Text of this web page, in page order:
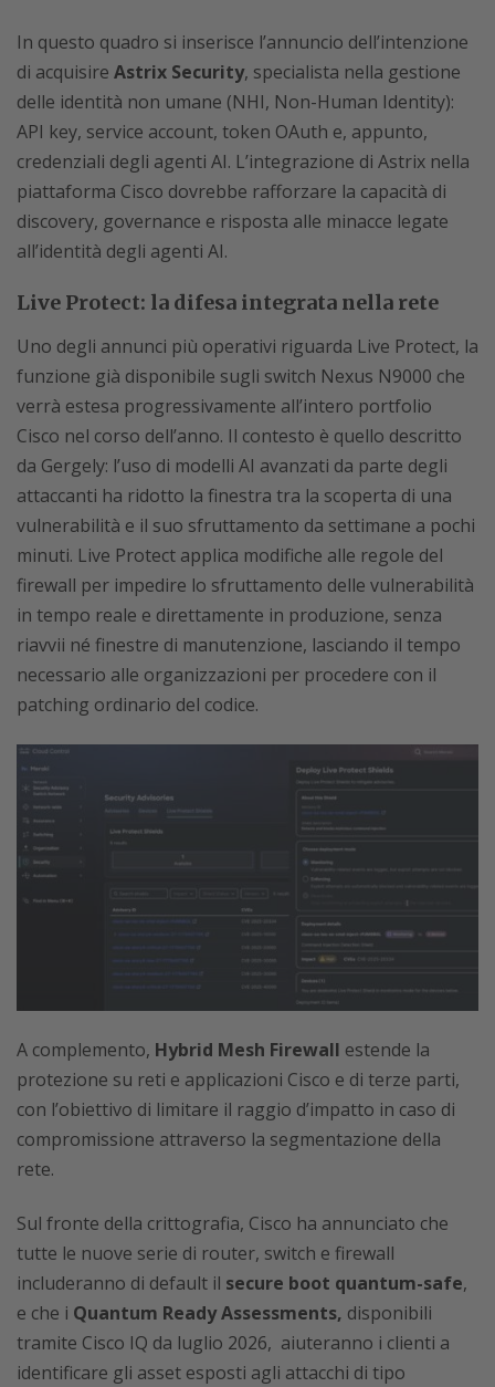
In questo quadro si inserisce l’annuncio dell’intenzione
di acquisire Astrix Security, specialista nella gestione
delle identità non umane (NHI, Non-Human Identity):
API key, service account, token OAuth e, appunto,
credenziali degli agenti AI. L’integrazione di Astrix nella
piattaforma Cisco dovrebbe rafforzare la capacità di
discovery, governance e risposta alle minacce legate
all’identità degli agenti AI.
Live Protect: la difesa integrata nella rete
Uno degli annunci più operativi riguarda Live Protect, la
funzione già disponibile sugli switch Nexus N9000 che
verrà estesa progressivamente all’intero portfolio
Cisco nel corso dell’anno. Il contesto è quello descritto
da Gergely: l’uso di modelli AI avanzati da parte degli
attaccanti ha ridotto la finestra tra la scoperta di una
vulnerabilità e il suo sfruttamento da settimane a pochi
minuti. Live Protect applica modifiche alle regole del
firewall per impedire lo sfruttamento delle vulnerabilità
in tempo reale e direttamente in produzione, senza
riavvii né finestre di manutenzione, lasciando il tempo
necessario alle organizzazioni per procedere con il
patching ordinario del codice.
A complemento, Hybrid Mesh Firewall estende la
protezione su reti e applicazioni Cisco e di terze parti,
con l’obiettivo di limitare il raggio d’impatto in caso di
compromissione attraverso la segmentazione della
rete.
Sul fronte della crittografia, Cisco ha annunciato che
tutte le nuove serie di router, switch e firewall
includeranno di default il secure boot quantum-safe,
e che i Quantum Ready Assessments, disponibili
tramite Cisco IQ da luglio 2026, aiuteranno i clienti a
identificare gli asset esposti agli attacchi di tipo